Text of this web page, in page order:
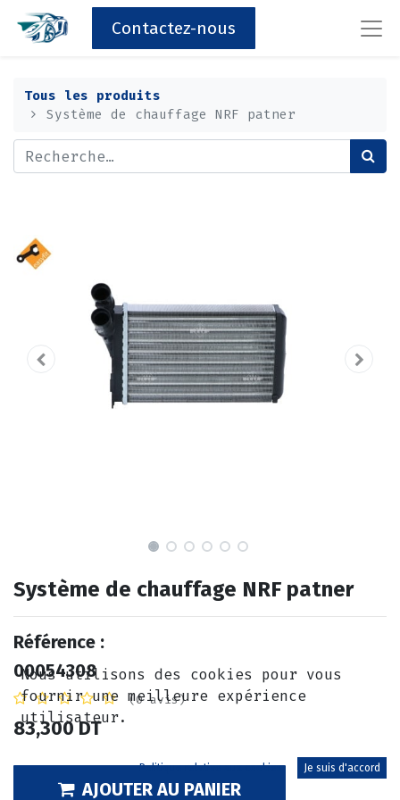
Contactez-nous
Tous les produits
Système de chauffage NRF patner
Système de chauffage NRF patner
Référence :
00054308
(0 avis)
83,300DT
AJOUTER AU PANIER
Nous utilisons des cookies pour vous
fournir une meilleure expérience
utilisateur.
Politique relative aux cookies Je suis d'accord